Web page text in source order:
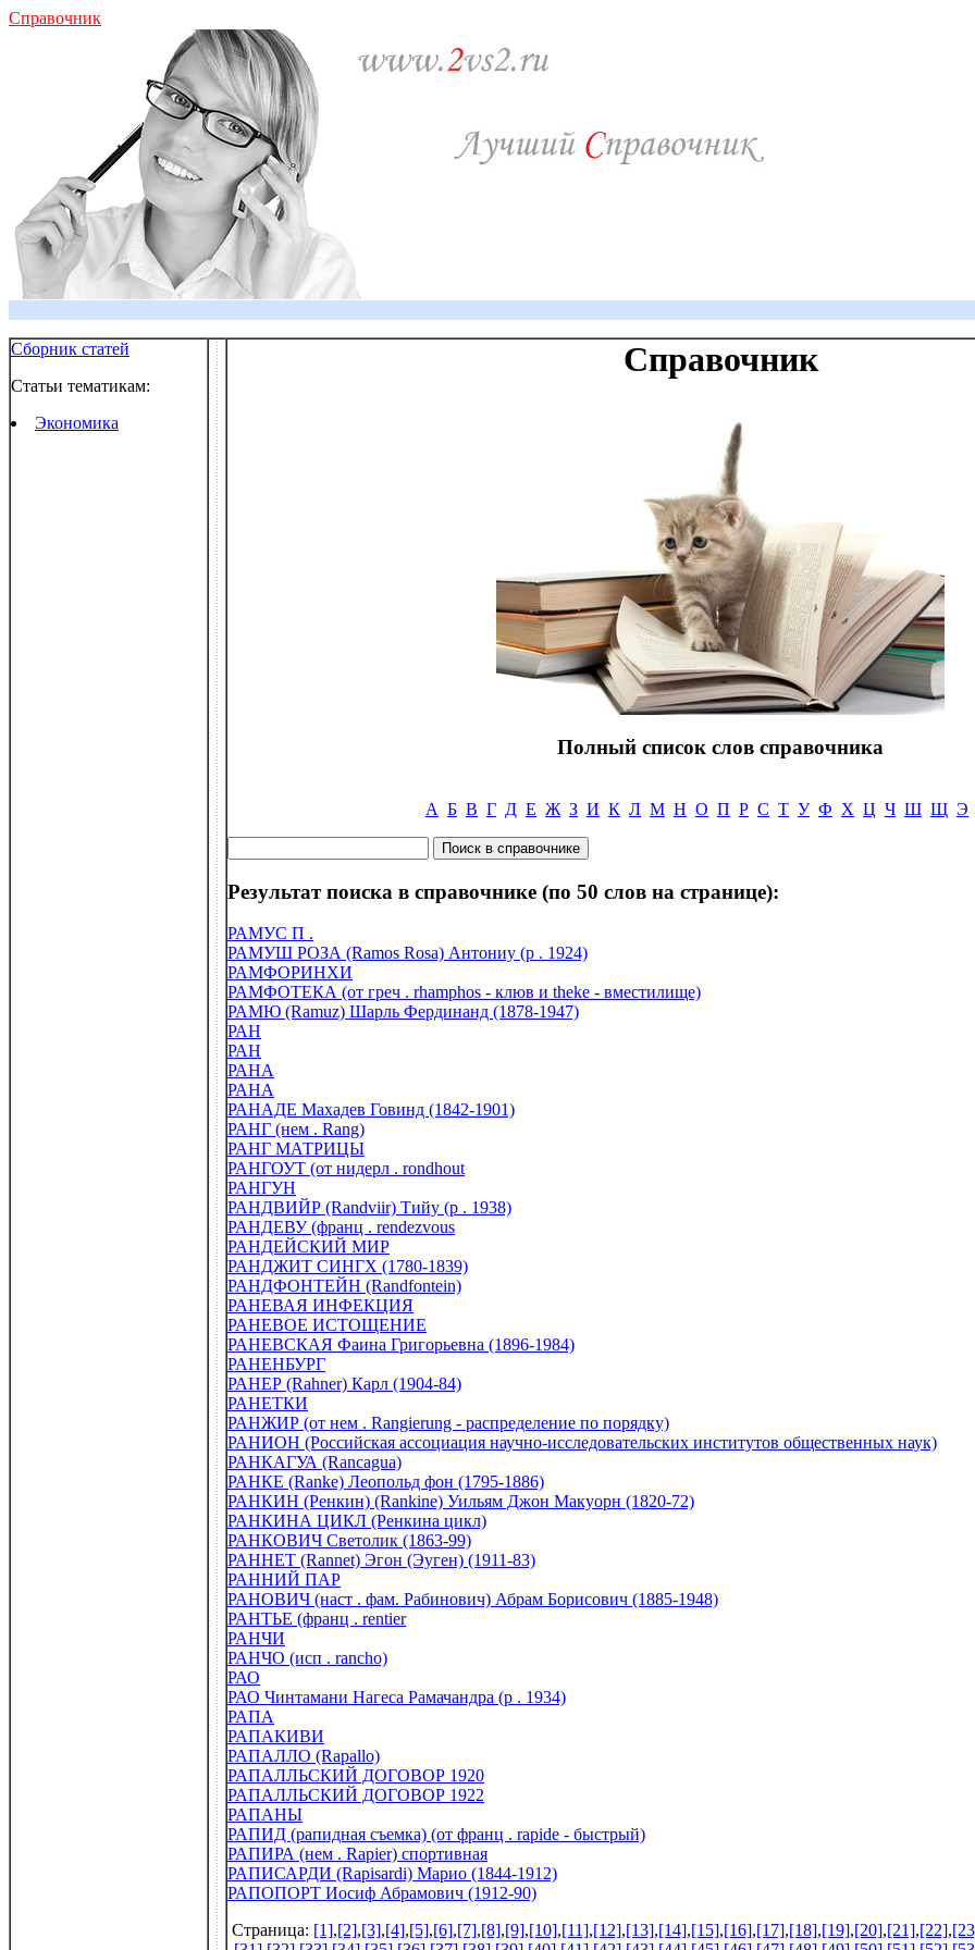
Справочник
Сборник статей
Статьи тематикам:
Экономика
Справочник
Полный список слов справочника
А Б В Г Д Е Ж З И К Л М Н О П Р С Т У Ф Х Ц Ч Ш Щ Э
Результат поиска в справочнике (по 50 слов на странице):
РАМУС П .
РАМУШ РОЗА (Ramos Rosa) Антониу (р . 1924)
РАМФОРИНХИ
РАМФОТЕКА (от греч . rhamphos - клюв и theke - вместилище)
РАМЮ (Ramuz) Шарль Фердинанд (1878-1947)
РАН
РАН
РАНА
РАНА
РАНАДЕ Махадев Говинд (1842-1901)
РАНГ (нем . Rang)
РАНГ МАТРИЦЫ
РАНГОУТ (от нидерл . rondhout
РАНГУН
РАНДВИЙР (Randviir) Тийу (р . 1938)
РАНДЕВУ (франц . rendezvous
РАНДЕЙСКИЙ МИР
РАНДЖИТ СИНГХ (1780-1839)
РАНДФОНТЕЙН (Randfontein)
РАНЕВАЯ ИНФЕКЦИЯ
РАНЕВОЕ ИСТОЩЕНИЕ
РАНЕВСКАЯ Фаина Григорьевна (1896-1984)
РАНЕНБУРГ
РАНЕР (Rahner) Карл (1904-84)
РАНЕТКИ
РАНЖИР (от нем . Rangiеrung - распределение по порядку)
РАНИОН (Российская ассоциация научно-исследовательских институтов общественных наук)
РАНКАГУА (Rancagua)
РАНКЕ (Ranke) Леопольд фон (1795-1886)
РАНКИН (Ренкин) (Rankine) Уильям Джон Макуорн (1820-72)
РАНКИНА ЦИКЛ (Ренкина цикл)
РАНКОВИЧ Светолик (1863-99)
РАННЕТ (Rannet) Эгон (Эуген) (1911-83)
РАННИЙ ПАР
РАНОВИЧ (наст . фам. Рабинович) Абрам Борисович (1885-1948)
РАНТЬЕ (франц . rentier
РАНЧИ
РАНЧО (исп . rancho)
РАО
РАО Чинтамани Нагеса Рамачандра (р . 1934)
РАПА
РАПАКИВИ
РАПАЛЛО (Rapallo)
РАПАЛЛЬСКИЙ ДОГОВОР 1920
РАПАЛЛЬСКИЙ ДОГОВОР 1922
РАПАНЫ
РАПИД (рапидная съемка) (от франц . rapide - быстрый)
РАПИРА (нем . Rapier) спортивная
РАПИСАРДИ (Rapisardi) Марио (1844-1912)
РАПОПОРТ Иосиф Абрамович (1912-90)
Страница: [1],[2],[3],[4],[5],[6],[7],[8],[9],[10],[11],[12],[13],[14],[15],[16],[17],[18],[19],[20],[21],[22],